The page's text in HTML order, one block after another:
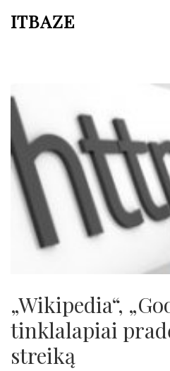
ITBAZE
„Wikipedia“,
tinklalapiai
streiką